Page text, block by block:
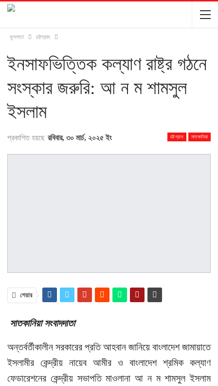
মূলপাতা চট্টগ্রাম
ইনসাফভিত্তিক কল্যাণ রাষ্ট্র গঠনে
সংস্কার জরুরি: আ ন ম শামসুল
ইসলাম
চট্টগ্রাম সাতকানিয়া
প্রকাশিত হয়ছে রবিবার, ৩০ মার্চ, ২০২৫ ইং
শেয়ার
সাতকানিয়া সংবাদদাতা
অন্তর্বর্তীকালীন সরকারের প্রতি আহবান জানিয়ে বাংলাদেশ জামায়াতে
ইসলামীর কেন্দ্রীয় নায়েব আমীর ও বাংলাদেশ শ্রমিক কল্যাণ
ফেডারেশনের কেন্দ্রীয় সভাপতি মাওলানা আ ন ম শামসুল ইসলাম